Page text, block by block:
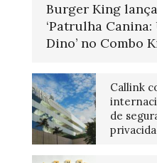
Burger King
‘Patrulha
Dino’ no Combo
Callink
de